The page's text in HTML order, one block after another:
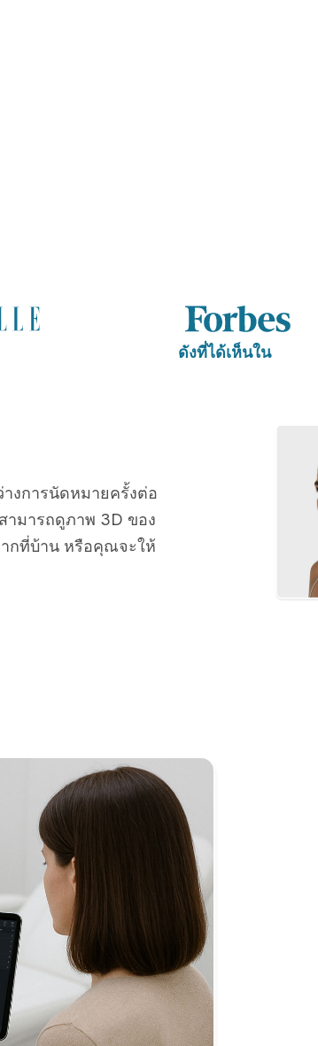
ดังที่ได้เห็นใน
งการนัดหมายครั้งต่อ
มารถดูภาพ 3D ของ
ากที่บ้าน หรือคุณจะให้